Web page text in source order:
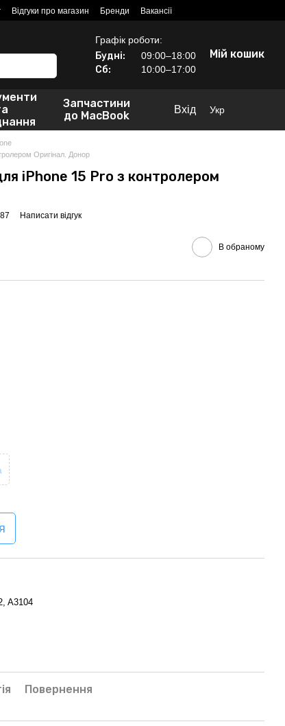
Відгуки про магазин Бренди Вакансії
Графік роботи:
Будні: 09:00–18:00
Сб: 10:00–17:00
Мій кошик
Запчастини
до MacBook
Вхід Укр
Оригінал. Донор
iPhone 15 Pro з контролером
Написати відгук
В обраному
A3104
Повернення